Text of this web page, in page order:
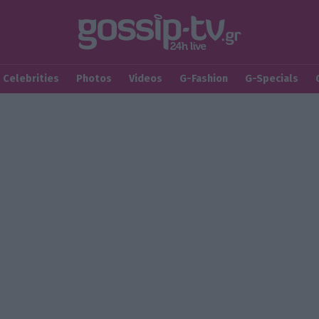
Celebrities Photos Videos G-Fashion G-Specials